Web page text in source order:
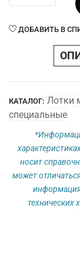
Лоток
с
боров
ЛСКБ-
МЕДИКОН
d76х35
ДОБАВИТЬ В
КАТАЛОГ: Лотки
специальные
носит
может
информация
технических